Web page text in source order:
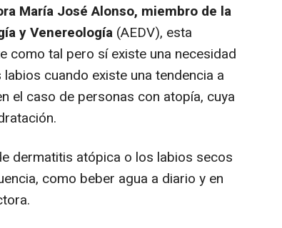
María José Alonso, miembro de la
y Venereología (AEDV), esta
como tal pero sí existe una necesidad
cuando existe una tendencia a
el caso de personas con atopía, cuya
dermatitis atópica o los labios secos
como beber agua a diario y en